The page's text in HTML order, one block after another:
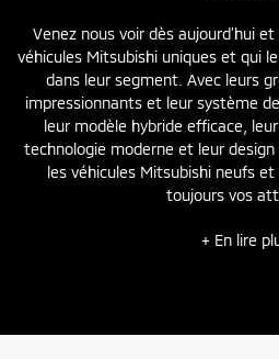
Venez nous voir dès aujourd’hui
véhicules Mitsubishi uniques et qui
dans leur segment. Avec leurs
impressionnants et leur système
leur modèle hybride efficace,
technologie moderne et leur
les véhicules Mitsubishi neufset
toujours vos
+ En lire